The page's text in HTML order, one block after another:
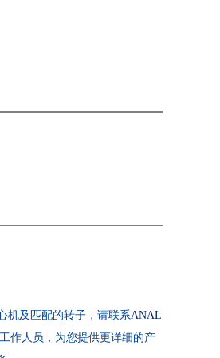
机及匹配的转子，请联系ANAL
作人员，为您提供更详细的产